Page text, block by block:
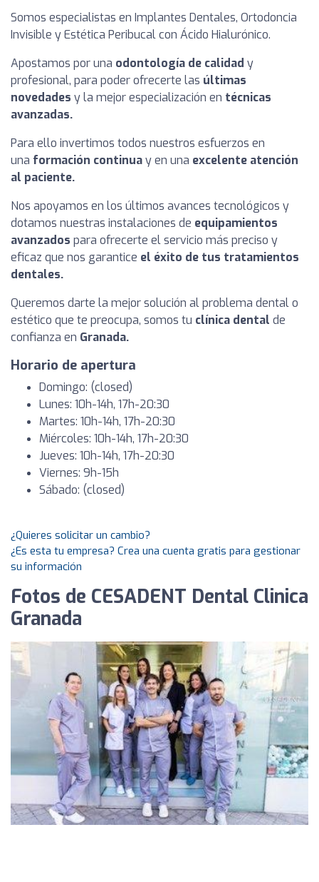
Somos especialistas en Implantes Dentales, Ortodoncia
Invisible y Estética Peribucal con Ácido Hialurónico.
Apostamos por una odontología de calidad y
profesional, para poder ofrecerte las últimas
novedades y la mejor especialización en técnicas
avanzadas.
Para ello invertimos todos nuestros esfuerzos en
una formación continuay en una excelente atención
al paciente.
Nos apoyamos en los últimos avances tecnológicos y
dotamos nuestras instalaciones de equipamientos
avanzados para ofrecerte el servicio más preciso y
eficaz que nos garantice el éxito de tus tratamientos
dentales.
Queremos darte la mejor solución al problema dental o
estético que te preocupa, somos tu clínica dental de
confianza en Granada.
Horario de apertura
Domingo: (closed)
Lunes: 10h-14h, 17h-20:30
Martes: 10h-14h, 17h-20:30
Miércoles: 10h-14h, 17h-20:30
Jueves: 10h-14h, 17h-20:30
Viernes: 9h-15h
Sábado: (closed)
¿Quieres solicitar un cambio?
¿Es esta tu empresa? Crea una cuenta gratis para gestionar
su información
Fotos de CESADENT Dental Clinica
Granada